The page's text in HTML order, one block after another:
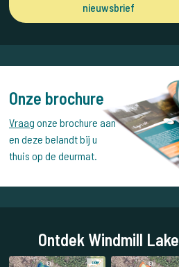
nieuwsbrief
Onze brochure
Vraag onze brochure aan
en deze belandt bij u
thuis op de deurmat.
Ontdek Windmill Lake